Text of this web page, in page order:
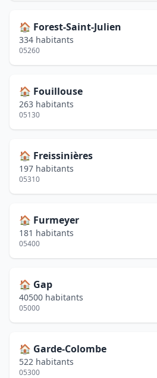
🏠 Forest-Saint-Julien
334 habitants
05260
🏠 Fouillouse
263 habitants
05130
🏠 Freissinières
197 habitants
05310
🏠 Furmeyer
181 habitants
05400
🏠 Gap
40500 habitants
05000
🏠 Garde-Colombe
522 habitants
05300